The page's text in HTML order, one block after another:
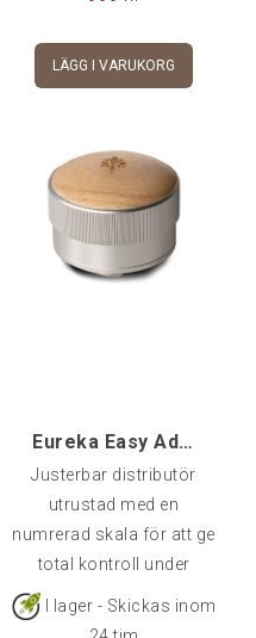
LÄGG I VARUKORG
Eureka Easy Adjustable Distributor 58,3 - Ek
Justerbar distributör
utrustad med en
numrerad skala för att ge
total kontroll under
regleringsprocessen. Helt
anpassningsbar enligt
I lager - Skickas inom